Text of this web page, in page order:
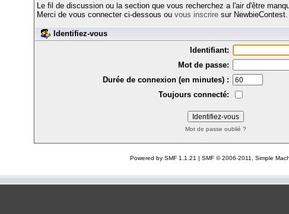
Programmation
Stéganographie
Tous les challenges
Le fil de discussion ou la section que vous recherchez a l'air d'être
Merci de vous connecter ci-dessous ou vous inscriresur NewbieContest.
Identifiez-vous
Identifiant:
Mot de passe:
Durée de connexion (en minutes) :
Toujours connecté:
Mot de passe oublié ?
Powered by SMF 1.1.21 | SMF © 2006-2011, Simple